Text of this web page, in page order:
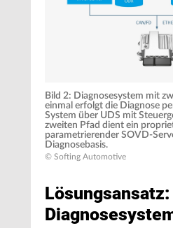
Bild 2: Diagnosesystem mit
einmal erfolgt die Diagnose
System über UDS mit
zweiten Pfad dient ein
parametrierender SOVD-
Diagnosebasis.
© Softing Automotive